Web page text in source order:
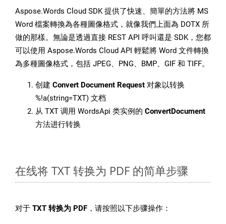
Aspose.Words Cloud SDK 提供了快速、簡單的方法將 MS
Word 檔案轉換為各種圖像格式，就像我們上面為 DOTX 所
做的那樣。無論是透過直接 REST API 呼叫還是 SDK，您都
可以使用 Aspose.Words Cloud API 輕鬆將 Word 文件轉換
為多種圖像格式，包括 JPEG、PNG、BMP、GIF 和 TIFF。
创建 Convert Document Request 对象以转换
%!a(string=TXT) 文档
从 TXT 调用 WordsApi 类实例的 ConvertDocument
方法进行转换
在线将 TXT 转换为 PDF 的简单步骤
对于 TXT 转换为 PDF ，请按照以下步骤操作：